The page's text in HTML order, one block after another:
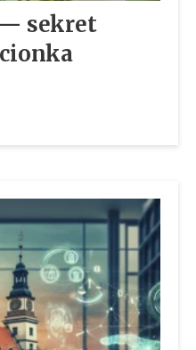
sekret